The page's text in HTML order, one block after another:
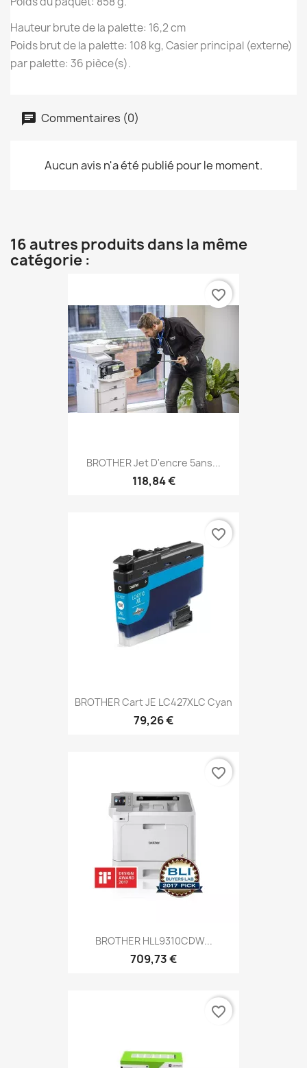
Hauteur brute de la palette: 16,2 cm
Poids brut de la palette: 108 kg, Casier principal (externe)
par palette: 36 pièce(s).
Commentaires (0)
Aucun avis n'a été publié pour le moment.
16 autres produits dans la même
catégorie :
BROTHER Jet D'encre 5ans...
118,84 €
favorite_border
BROTHER Cart JE LC427XLC Cyan
79,26 €
favorite_border
BROTHER HLL9310CDW...
709,73 €
favorite_border
favorite_border